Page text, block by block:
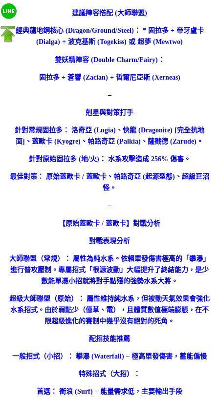
建議陣容搭配 (大師聯盟)
經典龍地鋼核心 (Dragon/Ground/Steel)： * 固拉多 + 帝牙盧卡
(Dialga) + 波克基斯 (Togekiss) 或 超夢 (Mewtwo)
雙妖精陣容 (Double Charm/Fairy)：
固拉多 + 蒼響 (Zacian) + 哲爾尼亞斯 (Xerneas)
–
剋星與對策打手
針對常規固拉多： 洛奇亞 (Lugia)、快龍 (Dragonite) [完全抗地
面]、蓋歐卡 (Kyogre)、帕路奇亞 (Palkia)、薩戮德 (Zarude)。
針對原始固拉多 (地/火)： 水系攻擊造成 256% 傷害。
最佳對策： 原始蓋歐卡 / 蓋歐卡、帕路奇亞 (起源型態)、超級巨沼
怪。
–
【原始蓋歐卡 / 蓋歐卡】對戰分析
對戰表現分析
大師聯盟（常規）： 屬性為純水系。依賴單發傷害極高的「攀瀑」
進行普攻壓制。專屬招式「根源波動」大幅提升了終結能力，是少
數能單憑小招就將對手點殘的強勢水系大將。
超級大師聯盟（原始）： 屬性維持純水系，但被動天氣效果會強化
水系招式。由於弱點少（僅草、電），且體質數值極端膨脹，在不
限超級進化的賽制中幾乎沒有絕對的死角。
配招技能推薦
一般招式（小招）： 攀瀑 (Waterfall) – 極高單發傷害，蓄能偏慢
特殊招式（大招）：
首選： 衝浪 (Surf) – 能量需求低，主要輸出手段